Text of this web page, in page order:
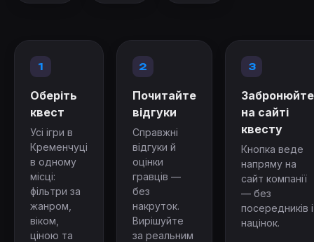
1
Оберіть
квест
Усі ігри в
Кременчуці
в одному
місці:
фільтри за
жанром,
віком,
ціною та
2
Почитайте
відгуки
Справжні
відгуки й
оцінки
гравців —
без
накруток.
Вирішуйте
за реальним
3
Забронюйте
на сайті
квесту
Кнопка веде
напряму на
сайт компанії
— без
посередників і
націнок.